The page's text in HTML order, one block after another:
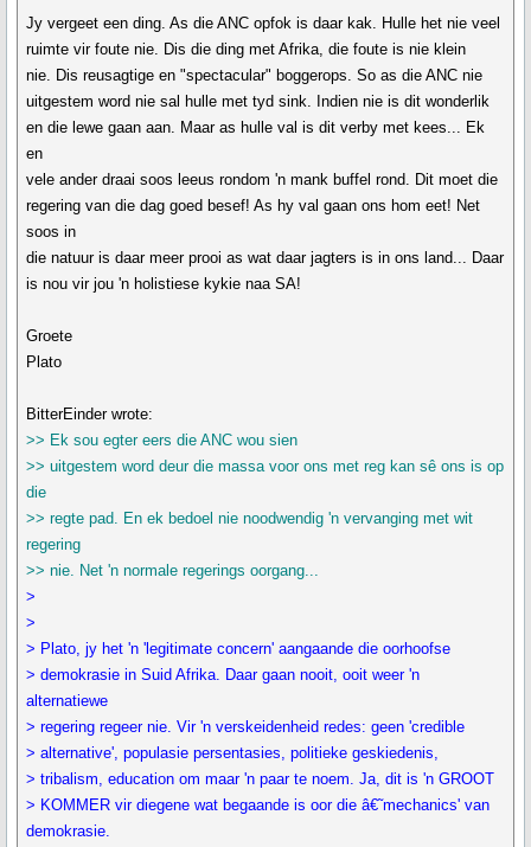
Jy vergeet een ding. As die ANC opfok is daar kak. Hulle het nie veel
ruimte vir foute nie. Dis die ding met Afrika, die foute is nie klein
nie. Dis reusagtige en "spectacular" boggerops. So as die ANC nie
uitgestem word nie sal hulle met tyd sink. Indien nie is dit wonderlik
en die lewe gaan aan. Maar as hulle val is dit verby met kees... Ek
en
vele ander draai soos leeus rondom 'n mank buffel rond. Dit moet die
regering van die dag goed besef! As hy val gaan ons hom eet! Net
soos in
die natuur is daar meer prooi as wat daar jagters is in ons land... Daar
is nou vir jou 'n holistiese kykie naa SA!
Groete
Plato
BitterEinder wrote:
>> Ek sou egter eers die ANC wou sien
>> uitgestem word deur die massa voor ons met reg kan sê ons is op
die
>> regte pad. En ek bedoel nie noodwendig 'n vervanging met wit
regering
>> nie. Net 'n normale regerings oorgang...
>
>
> Plato, jy het 'n 'legitimate concern' aangaande die oorhoofse
> demokrasie in Suid Afrika. Daar gaan nooit, ooit weer 'n
alternatiewe
> regering regeer nie. Vir 'n verskeidenheid redes: geen 'credible
> alternative', populasie persentasies, politieke geskiedenis,
> tribalism, education om maar 'n paar te noem. Ja, dit is 'n GROOT
> KOMMER vir diegene wat begaande is oor die â€˜mechanics' van
demokrasie.